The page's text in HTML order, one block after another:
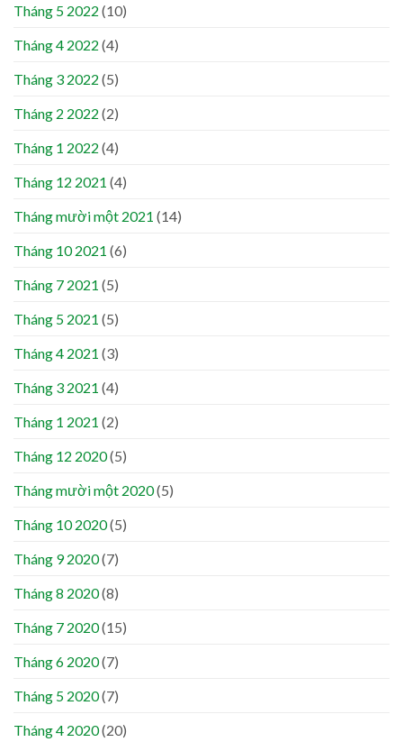
Tháng 5 2022 (10)
Tháng 4 2022 (4)
Tháng 3 2022 (5)
Tháng 2 2022 (2)
Tháng 1 2022 (4)
Tháng 12 2021 (4)
Tháng mười một 2021 (14)
Tháng 10 2021 (6)
Tháng 7 2021 (5)
Tháng 5 2021 (5)
Tháng 4 2021 (3)
Tháng 3 2021 (4)
Tháng 1 2021 (2)
Tháng 12 2020(5)
Tháng mười một 2020(5)
Tháng 10 2020(5)
Tháng 9 2020(7)
Tháng 8 2020(8)
Tháng 7 2020(15)
Tháng 6 2020(7)
Tháng 5 2020(7)
Tháng 4 2020(20)